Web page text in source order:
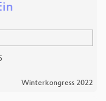
Winterkongress 2022